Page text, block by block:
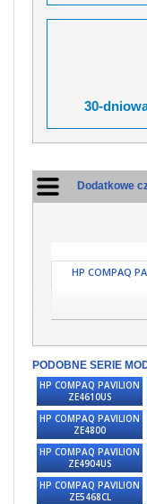
30-
Dodatkowe
HP COMPAQ
PODOBNE SERIE
HP COMPAQ PAVILION
ZE4610US
HP COMPAQ PAVILION
ZE4800
HP COMPAQ PAVILION
ZE4904US
HP COMPAQ PAVILION
ZE5468CL